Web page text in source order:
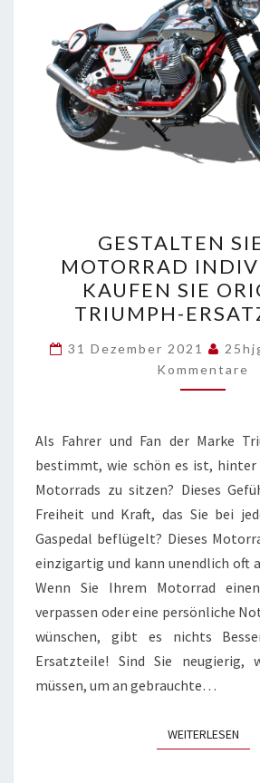
SIE
IHR
SIE
GESTALTEN
MOTORRAD
KAUFEN SIE
TRIUMPH-
31 Dezember 2021
Kommentare
Als Fahrer und Fan der Marke
bestimmt, wie schön es ist, hinter
Motorrads zu sitzen? Dieses
Freiheit und Kraft, das Sie bei
Gaspedal beflügelt? Dieses
einzigartig und kann unendlich oft
Wenn Sie Ihrem Motorrad
verpassen oder eine persönliche
wünschen, gibt es nichts
Ersatzteile! Sind Sie neugierig,
müssen, um an gebrauchte…
WEITERLESEN